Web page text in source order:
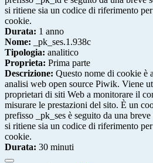
si ritiene sia un codice di riferimento
cookie.
Durata: 1 anno
Nome: _pk_ses.1.938c
Tipologia: analitico
Proprieta: Prima parte
Descrizione: Questo nome di cookie è
analisi web open source Piwik. Viene
proprietari di siti Web a monitorare il
misurare le prestazioni del sito. È un
prefisso _pk_ses è seguito da una
si ritiene sia un codice di riferimento
cookie.
Durata: 30 minuti